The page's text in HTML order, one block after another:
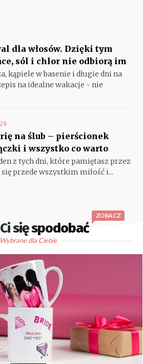
dla włosów. Dzięki tym
sól i chlor nie odbiorą im
kąpiele w basenie i długie dni na
na idealne wakacje - nie
na ślub – pierścionek
i wszystko co warto
z tych dni, które pamiętasz przez
się przede wszystkim miłość i...
się spodobać
ZOBACZ
Wybrane dla Ciebie